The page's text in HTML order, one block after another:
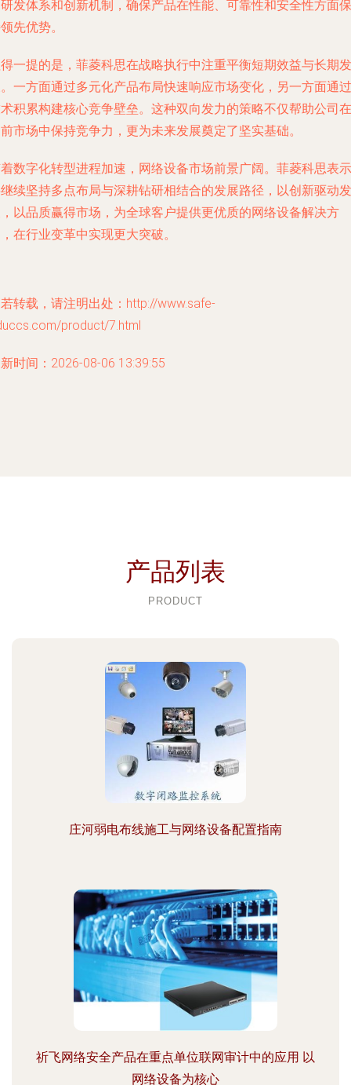
发体系和创新机制，确保产品在性能、可靠性和安全性方面保
先优势。
一提的是，菲菱科思在战略执行中注重平衡短期效益与长期发
一方面通过多元化产品布局快速响应市场变化，另一方面通过
积累构建核心竞争壁垒。这种双向发力的策略不仅帮助公司在
市场中保持竞争力，更为未来发展奠定了坚实基础。
数字化转型进程加速，网络设备市场前景广阔。菲菱科思表示
续坚持多点布局与深耕钻研相结合的发展路径，以创新驱动发
以品质赢得市场，为全球客户提供更优质的网络设备解决方
在行业变革中实现更大突破。
转载，请注明出处：http://www.safe-
product/7.html
时间：2026-08-06 13:39:55
产品列表
PRODUCT
庄河弱电布线施工与网络设备配置指南
祈飞网络安全产品在重点单位联网审计中的应用 以
网络设备为核心